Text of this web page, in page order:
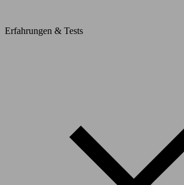
Erfahrungen & Tests